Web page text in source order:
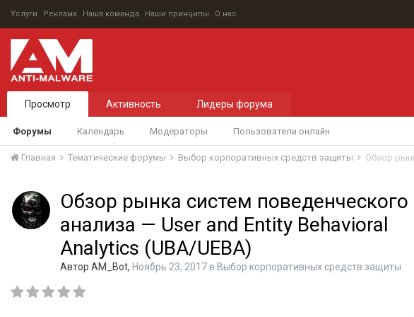
Услуги Реклама Наша команда Наши принципы О нас
Просмотр
Форумы Календарь Модераторы Пользователи онлайн
Активность Лидеры форума
Главная Тематические форумы Выбор корпоративных средств защиты
Обзор рынка систем поведенческого
анализа — User and Entity Behavioral
Analytics (UBA/UEBA)
Автор AM_Bot, Ноябрь 23, 2017в Выбор корпоративных средств защиты